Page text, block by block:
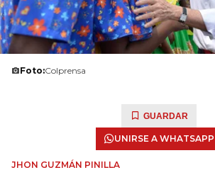
Foto:Colprensa
GUARDAR
UNIRSE A WHATSAPP
JHON GUZMÁN PINILLA